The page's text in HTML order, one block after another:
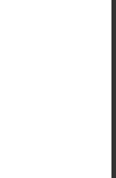
百元初就可以吃
豐原排隊美食
在菜市場旁的台